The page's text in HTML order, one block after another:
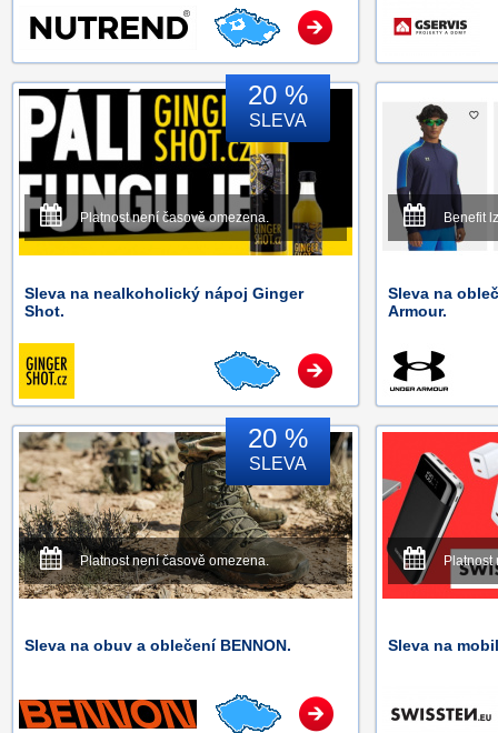
20 %
SLEVA
Platnost není časově omezena.
Sleva na nealkoholický nápoj Ginger
Shot.
Benefit
Sleva na
Armour.
20 %
SLEVA
Platnost není časově omezena.
Sleva na obuv a oblečení BENNON.
Platnost
Sleva na